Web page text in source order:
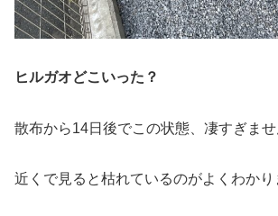
ヒルガオどこいった？
散布から14日後でこの状態、凄すぎませ
近くで見ると枯れているのがよくわかり